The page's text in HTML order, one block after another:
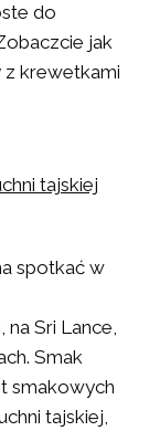
do
jak
z krewetkami
tajskiej
spotkać w
Sri Lance,
Smak
smakowych
tajskiej,